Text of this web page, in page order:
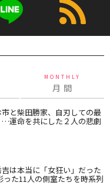
MONTHLY
月 間
市と柴田勝家、自刃しての最
運命を共にした２人の悲劇
吉は本当に「女狂い」だった
った11人の側室たちを時系列